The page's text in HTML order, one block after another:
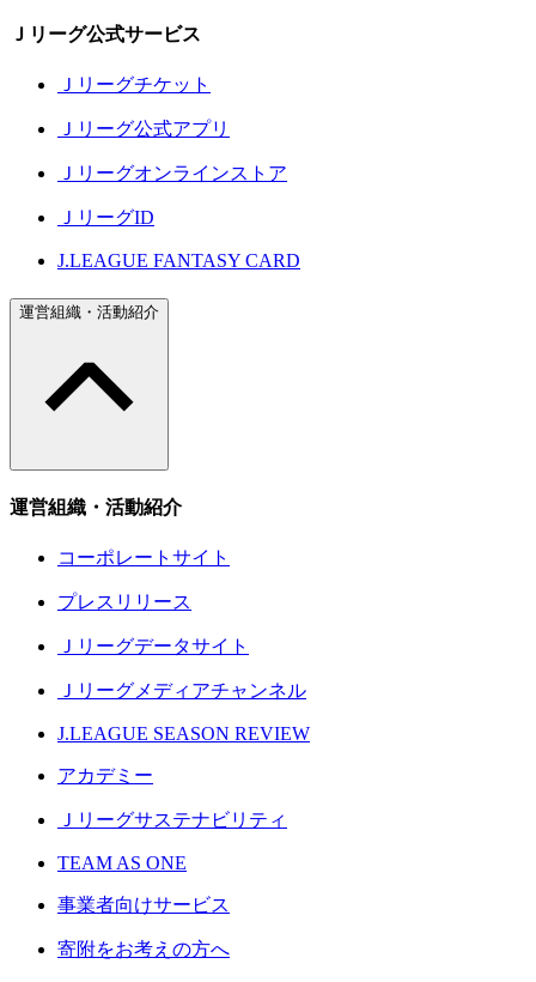
Ｊリーグ公式サービス
Ｊリーグチケット
Ｊリーグ公式アプリ
Ｊリーグオンラインストア
ＪリーグID
J.LEAGUE FANTASY CARD
運営組織・活動紹介
運営組織・活動紹介
コーポレートサイト
プレスリリース
Ｊリーグデータサイト
Ｊリーグメディアチャンネル
J.LEAGUE SEASON REVIEW
アカデミー
Ｊリーグサステナビリティ
TEAM AS ONE
事業者向けサービス
寄附をお考えの方へ